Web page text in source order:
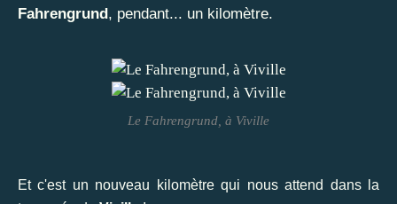
Fahrengrund, pendant... un kilomètre.
Le Fahrengrund, à Viville
Et c'est un nouveau kilomètre qui nous attend dans la